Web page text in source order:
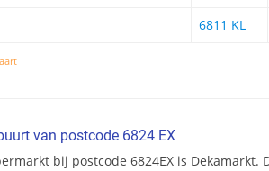
6811 KL
van postcode 6824 EX
bij postcode 6824EX is Dekamarkt.